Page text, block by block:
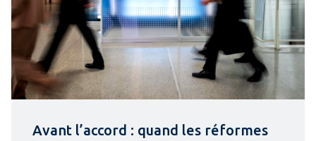
Avant l’accord : quand les réformes